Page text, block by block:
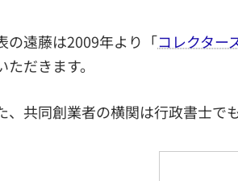
の遠藤は2009年より「コレクター
ただきます。
、共同創業者の横関は行政書士で